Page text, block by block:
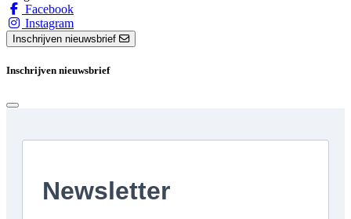
Facebook
Instagram
Inschrijven nieuwsbrief
Inschrijven nieuwsbrief